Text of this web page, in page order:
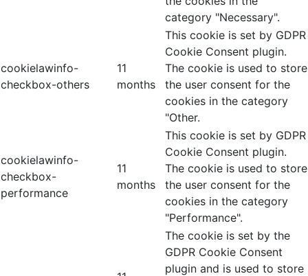
category "Necessary".
cookielawinfo-
checkbox-others
11
months
This cookie is set by GDPR
Cookie Consent plugin.
The cookie is used to store
the user consent for the
cookies in the category
"Other.
cookielawinfo-
checkbox-
performance
11
months
This cookie is set by GDPR
Cookie Consent plugin.
The cookie is used to store
the user consent for the
cookies in the category
"Performance".
The cookie is set by the
GDPR Cookie Consent
plugin and is used to store